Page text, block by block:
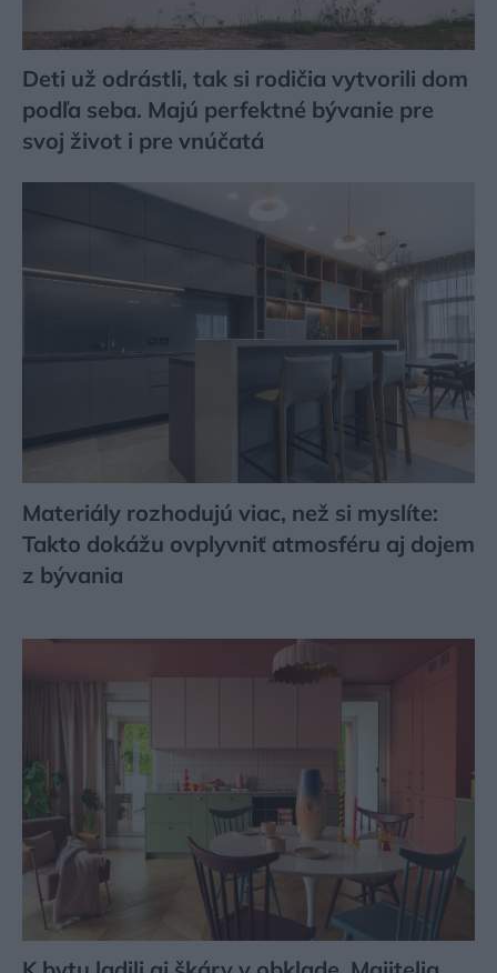
Deti už odrástli, tak si rodičia vytvorili dom
podľa seba. Majú perfektné bývanie pre
svoj život i pre vnúčatá
Materiály rozhodujú viac, než si myslíte:
Takto dokážu ovplyvniť atmosféru aj dojem
z bývania